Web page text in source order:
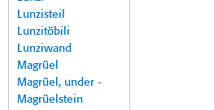
Lunzisteil
Lunzitöbili
Lunziwand
Magrüel
Magrüel, under -
Magrüelstein